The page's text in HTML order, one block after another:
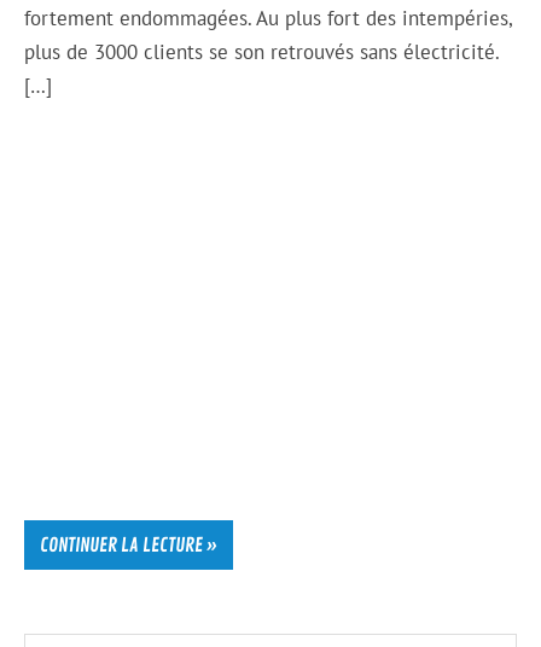
fortement endommagées. Au plus fort des intempéries,
plus de 3000 clients se son retrouvés sans électricité.
[…]
CONTINUER LA LECTURE »